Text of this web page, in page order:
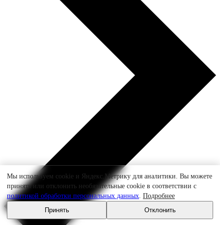
Мы используем cookie и Яндекс.Метрику для аналитики. Вы можете
принять или отклонить необязательные cookie в соответствии с
политикой обработки персональных данных. Подробнее
Принять
Отклонить